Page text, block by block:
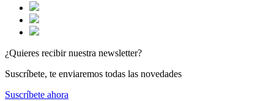
¿Quieres recibir nuestra newsletter?
Suscríbete, te enviaremos todas las novedades
Suscríbete ahora